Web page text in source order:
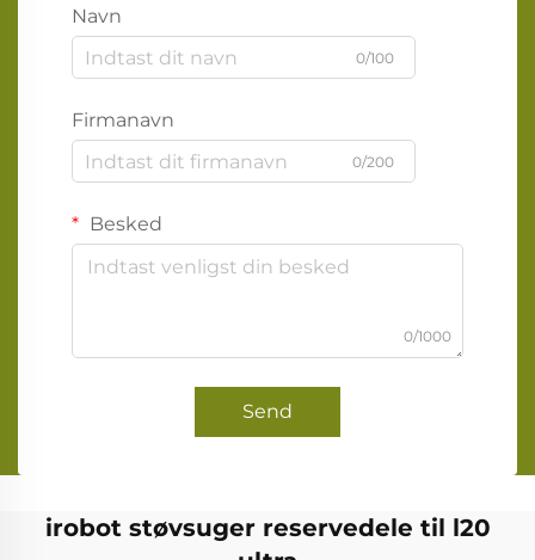
Navn
0/100
Firmanavn
0/200
Besked
0/1000
Send
irobot støvsuger reservedele til l20